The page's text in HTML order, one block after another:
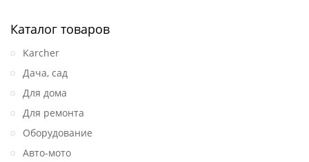
Каталог товаров
Karcher
Дача, сад
Для дома
Для ремонта
Оборудование
Авто-мото